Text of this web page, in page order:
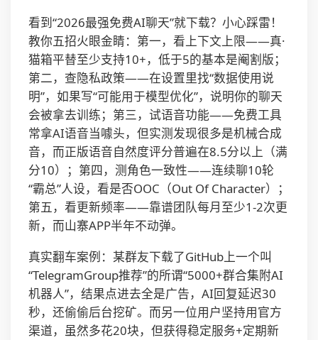
看到“2026最强免费AI聊天”就下载？小心踩雷！
教你五招火眼金睛：第一，看上下文上限——真·
猫箱平替至少支持10+，低于5的基本是阉割版；
第二，查隐私政策——在设置里找“数据使用说
明”，如果写“可能用于模型优化”，说明你的聊天
会被拿去训练；第三，试语音功能——免费工具
常拿AI语音当噱头，但实测发现很多是机械合成
音，而正版语音自然度评分普遍在8.5分以上（满
分10）；第四，测角色一致性——连续聊10轮
“霸总”人设，看是否OOC（Out Of Character）；
第五，看更新频率——靠谱团队每月至少1-2次更
新，而山寨APP半年不动弹。
真实翻车案例：某群友下载了GitHub上一个叫
“TelegramGroup推荐”的所谓“5000+群合集附AI
机器人”，结果点进去全是广告，AI回复延迟30
秒，还偷偷后台挖矿。而另一位用户坚持用官方
渠道，虽然多花20块，但获得稳定服务+定期新